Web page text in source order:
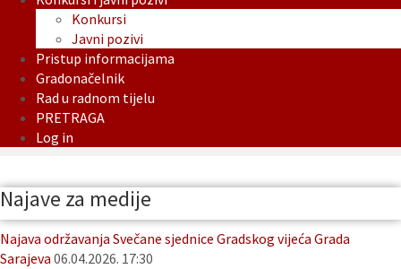
Konkursi
Javni pozivi
Pristup informacijama
Gradonačelnik
Rad u radnom tijelu
PRETRAGA
Log in
Najave za medije
Najava održavanja Svečane sjednice Gradskog vijeća Grada
Sarajeva 06.04.2026. 17:30